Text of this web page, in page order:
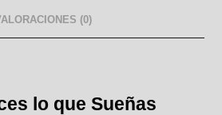
(0)
lo que Sueñas